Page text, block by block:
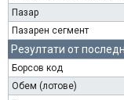
Пазар
Пазарен сегмент
Резултати от
Борсов код
Обем (лотове)